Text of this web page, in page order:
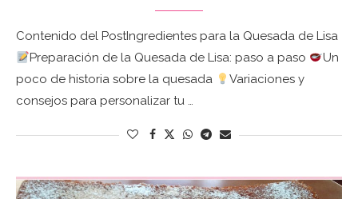
Contenido del PostIngredientes para la Quesada de Lisa
Preparación de la Quesada de Lisa: paso a paso
Un
poco de historia sobre la quesada
Variaciones y
consejos para personalizar tu …